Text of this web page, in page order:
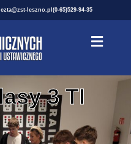
leszno.pl (0-65)529-94-35
3 TI